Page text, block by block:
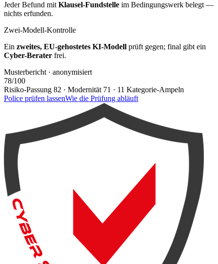
Jeder Befund mit Klausel-Fundstelle im Bedingungswerk belegt —
nichts erfunden.
Zwei-Modell-Kontrolle
Ein zweites, EU-gehostetes KI-Modell prüft gegen; final gibt ein
Cyber-Berater frei.
Musterbericht · anonymisiert
78/100
Risiko-Passung 82 · Modernität 71 · 11 Kategorie-Ampeln
Police prüfen lassenWie die Prüfung abläuft